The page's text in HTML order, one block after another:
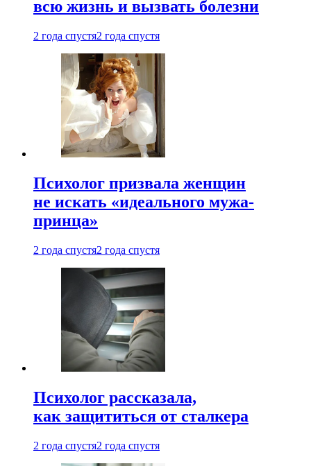
всю жизнь и вызвать болезни
2 года спустя2 года спустя
Психолог призвала женщин
не искать «идеального мужа-
принца»
2 года спустя2 года спустя
Психолог рассказала,
как защититься от сталкера
2 года спустя2 года спустя